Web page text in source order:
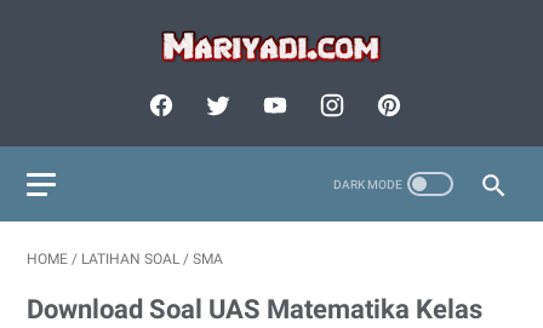
HOME / LATIHAN SOAL / SMA
Download Soal UAS Matematika Kelas